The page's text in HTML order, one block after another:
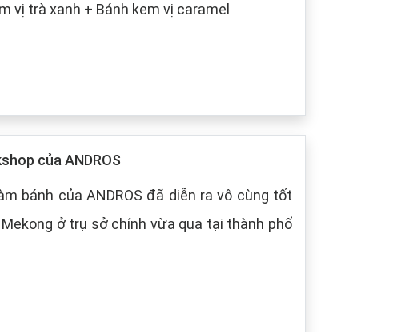
vị trà xanh + Bánh kem vị caramel
của ANDROS
bánh của ANDROS đã diễn ra vô cùng tốt
ở trụ sở chính vừa qua tại thành phố